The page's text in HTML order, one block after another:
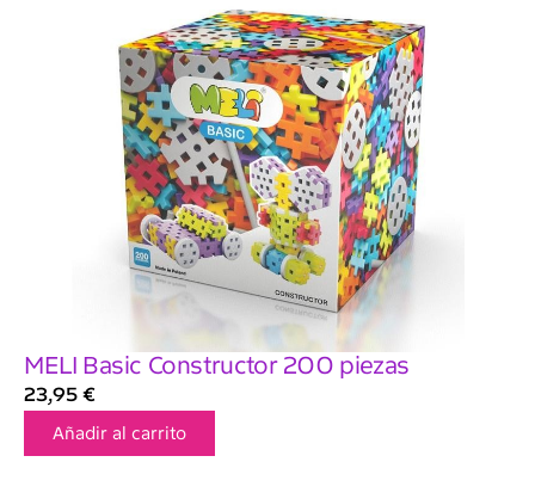
MELI Basic Constructor 200 piezas
23,95 €
Añadir al carrito